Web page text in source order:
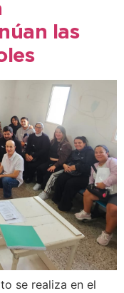
las
se realiza en el